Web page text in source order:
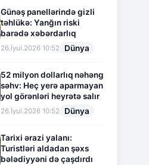
Günəş panellərində gizli
təhlükə: Yanğın riski
barədə xəbərdarlıq
26.İyul.2026 10:52 Dünya
52 milyon dollarlıq nəhəng
səhv: Heç yerə aparmayan
yol görənləri heyrətə salır
26.İyul.2026 10:52 Dünya
Tarixi ərazi yalanı:
Turistləri aldadan şəxs
bələdiyyəni də çaşdırdı